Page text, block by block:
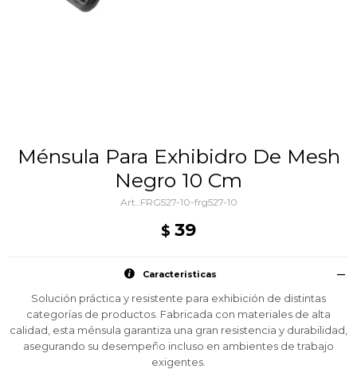
Ménsula Para Exhibidro De Mesh
Negro 10 Cm
FRG527-10-frg527-10
$ 39
Caracteristicas
Solución práctica y resistente para exhibición de distintas
categorías de productos. Fabricada con materiales de alta
calidad, esta ménsula garantiza una gran resistencia y durabilidad,
asegurando su desempeño incluso en ambientes de trabajo
exigentes.